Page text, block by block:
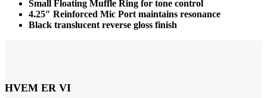
Small Floating Muffle Ring for tone control
4.25″ Reinforced Mic Port maintains resonance
Black translucent reverse gloss finish
HVEM ER VI